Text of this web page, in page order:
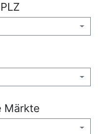
Märkte